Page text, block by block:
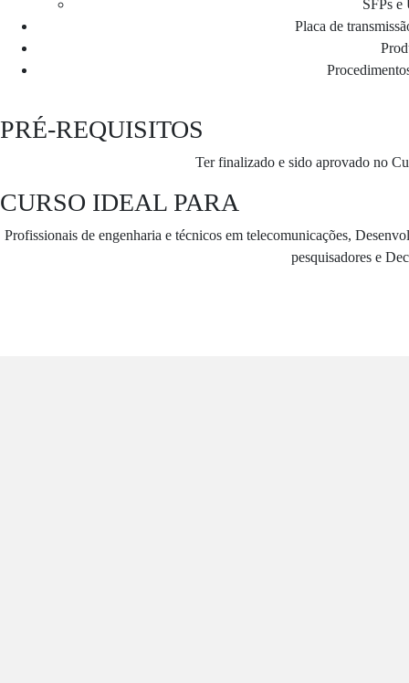
SFPs e
Placa de
PRÉ-REQUISITOS
Ter finalizado e sido aprovado no
CURSO IDEAL PARA
Profissionais de engenharia e técnicos em telecomunicações,
pesquisadores e